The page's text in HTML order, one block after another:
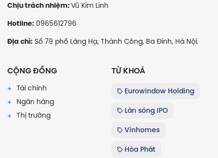
Chịu trách nhiệm:Vũ Kim Linh
Hotline: 0965612796
Địa chỉ: Số 79 phố Láng Hạ, Thành Công, Ba Đình, Hà Nội.
CỘNG ĐỒNG
Tài chính
Ngân hàng
Thị trường
TỪ KHOÁ
Eurowindow Holding
Làn sóng IPO
Vinhomes
Hòa Phát